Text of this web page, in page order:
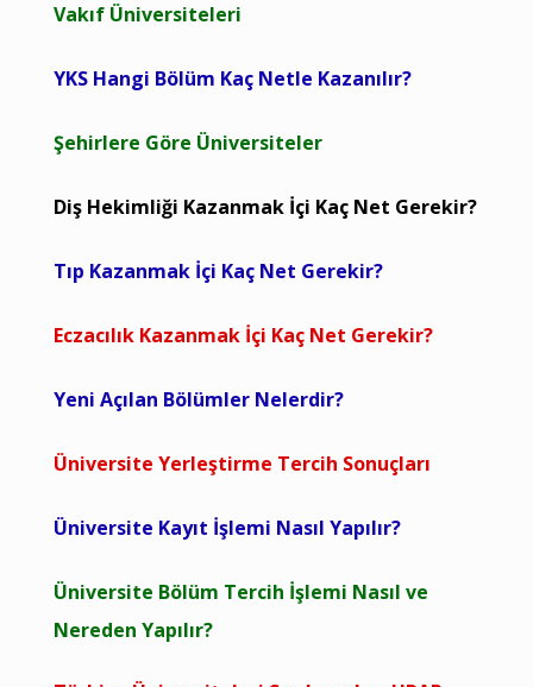
Vakıf Üniversiteleri
YKS Hangi Bölüm Kaç Netle Kazanılır?
Şehirlere Göre Üniversiteler
Diş Hekimliği Kazanmak İçi Kaç Net Gerekir?
Tıp Kazanmak İçi Kaç Net Gerekir?
Eczacılık Kazanmak İçi Kaç Net Gerekir?
Yeni Açılan Bölümler Nelerdir?
Üniversite Yerleştirme Tercih Sonuçları
Üniversite Kayıt İşlemi Nasıl Yapılır?
Üniversite Bölüm Tercih İşlemi Nasıl ve
Nereden Yapılır?